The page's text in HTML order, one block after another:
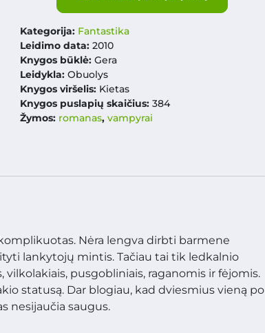
Kategorija: Fantastika
Leidimo data:2010
Knygos būklė: Gera
Leidykla:Obuolys
Knygos viršelis: Kietas
Knygos puslapių skaičius: 384
Žymos: romanas, vampyrai
Nėra lengva dirbti barmene
lankytojų mintis. Tačiau tai tik ledkalnio
pusgobliniais, raganomis ir fėjomis.
statusą. Dar blogiau, kad dviesmius vieną po
nesijaučia saugus.